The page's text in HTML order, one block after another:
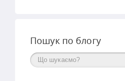
Пошук по блогу
Поиск